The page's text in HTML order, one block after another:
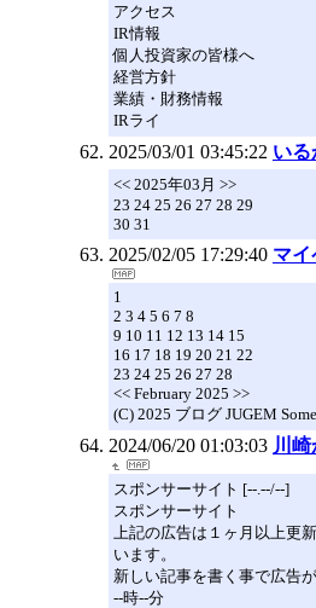
アクセス
IR情報
個人投資家の皆様へ
経営方針
業績・財務情報
IRライ
2025/03/01 03:45:22 いる
<< 2025年03月 >>
23 24 25 26 27 28 29
30 31
2025/02/05 17:29:40 マ
1
2 3 4 5 6 7 8
9 10 11 12 13 14 15
16 17 18 19 20 21 22
23 24 25 26 27 28
<< February 2025 >>
(C) 2025 ブログ JUGEM
2024/06/20 01:03:03 川
スポンサーサイト [--.--/--]
スポンサーサイト
上記の広告は１ヶ月以上更
います。
新しい記事を書く事で広告が
--時--分